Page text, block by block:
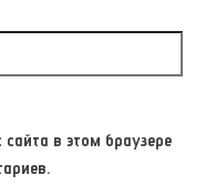
в этом браузере